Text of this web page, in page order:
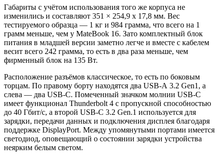
Габариты с учётом использования того же корпуса не
изменились и составляют 351 × 254,9 х 17,8 мм. Вес
тестируемого образца — 1 кг и 984 грамма, что всего на 1
грамм меньше, чем у MateBook 16. Зато комплектный блок
питания в младшей версии заметно легче и вместе с кабелем
весит всего 242 грамма, то есть в два раза меньше, чем
фирменный блок на 135 Вт.
Расположение разъёмов классическое, то есть по боковым
торцам. По правому борту находятся два USB-А 3.2 Gen1, а
слева — два USB-C. Помеченный значком молнии USB-C
имеет функционал Thunderbolt 4 с пропускной способностью
до 40 Гбит/с, а второй USB-C 3.2 Gen.1 используется для
зарядки, передачи данных и подключения дисплея благодаря
поддержке DisplayPort. Между упомянутыми портами имеется
светодиод, оповещающий о состоянии зарядки устройства
неярким белым светом.